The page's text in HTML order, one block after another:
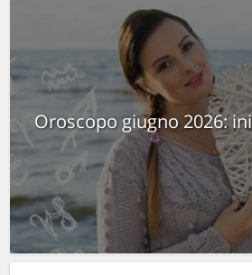
Oroscopo giugno 2026: